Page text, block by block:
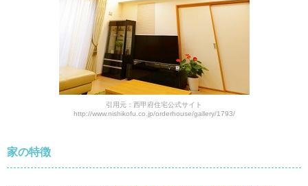
引用元：西甲府住宅公式サイト
http://www.nishikofu.co.jp/orderhouse/gallery/1793/
家の特徴